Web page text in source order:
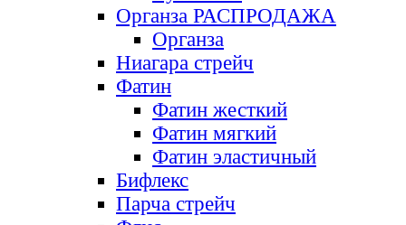
Органза РАСПРОДАЖА
Органза
Ниагара стрейч
Фатин
Фатин жесткий
Фатин мягкий
Фатин элаcтичный
Бифлекс
Парча стрейч